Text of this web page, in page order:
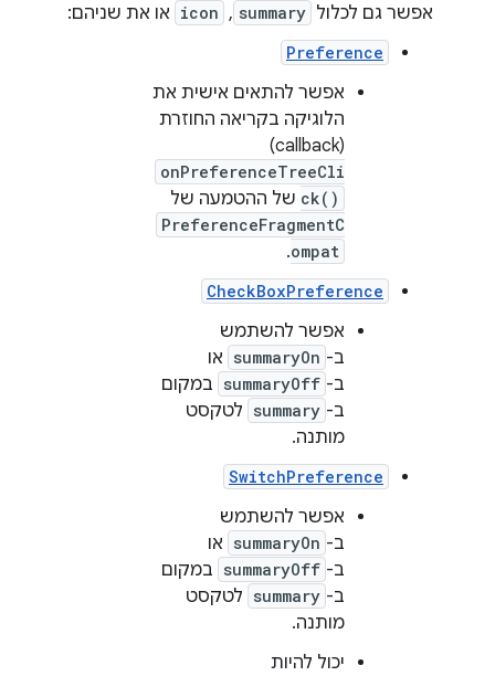
אפשר גם לכלול summary
,
icon או את שניהם:
Preference
אפשר להתאים אישית את
הלוגיקה בקריאה החוזרת
(callback)
onPreferenceTreeCli
ck() של ההטמעה של
PreferenceFragmentC
ompat
.
CheckBoxPreference
אפשר להשתמש
ב- summaryOn או
ב- summaryOff במקום
ב- summary לטקסט
מותנה.
SwitchPreference
אפשר להשתמש
ב- summaryOn או
ב- summaryOff במקום
ב- summary לטקסט
מותנה.
יכול להיות